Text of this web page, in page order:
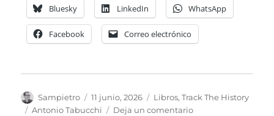
Bluesky LinkedIn WhatsApp
Facebook Correo electrónico
Autor
Sampietro
Publicado
el
11 junio, 2026 Categorías
Libros,Track The History
Etiquetas
Antonio Tabucchi Deja un comentarioen